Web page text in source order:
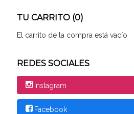
TU CARRITO (0)
El carrito de la compra está vacío
REDES SOCIALES
Instagram
Facebook